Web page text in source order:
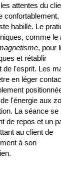
attentes du
confortablement,
habillé. Le
comme le
, pour
et rétablir
de l'esprit. Les
en léger
l'énergie aux
La séance se
de repos et un
au client de
à son